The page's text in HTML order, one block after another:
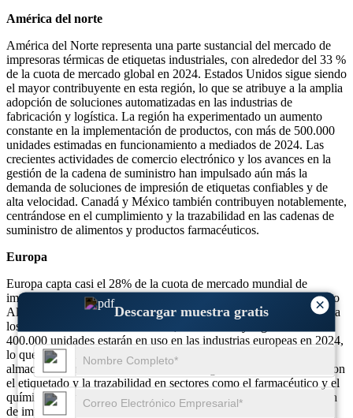
×
Descargar muestra gratis
América del norte
América del Norte representa una parte sustancial del mercado de
impresoras térmicas de etiquetas industriales, con alrededor del 33 %
de la cuota de mercado global en 2024. Estados Unidos sigue siendo
el mayor contribuyente en esta región, lo que se atribuye a la amplia
adopción de soluciones automatizadas en las industrias de
fabricación y logística. La región ha experimentado un aumento
constante en la implementación de productos, con más de 500.000
unidades estimadas en funcionamiento a mediados de 2024. Las
crecientes actividades de comercio electrónico y los avances en la
gestión de la cadena de suministro han impulsado aún más la
demanda de soluciones de impresión de etiquetas confiables y de
alta velocidad. Canadá y México también contribuyen notablemente,
centrándose en el cumplimiento y la trazabilidad en las cadenas de
suministro de alimentos y productos farmacéuticos.
Europa
Europa capta casi el 28% de la cuota de mercado mundial de
impresoras térmicas de etiquetas industriales. Mercados clave como
Alemania, el Reino Unido y Francia impulsan la demanda debido a
los sólidos sectores de fabricación, automoción y logística. Más de
400.000 unidades estarán en uso en las industrias europeas en 2024,
lo que destaca una fuerte integración en entornos de producción y
almacén automatizados. Los mandatos regulatorios relacionados con
el etiquetado y la trazabilidad en sectores como el farmacéutico y el
químico son impulsores clave del crecimiento. La tasa de adopción
de impresoras térmicas con RFID también está aumentando,